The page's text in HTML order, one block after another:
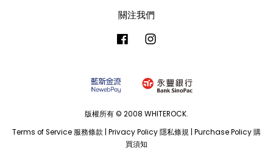
關注我們
Facebook
版權所有 © 2008 WHITEROCK.
Terms of Service 服務條款
Privacy Policy 隱私條規 Purchase Policy 購
買須知